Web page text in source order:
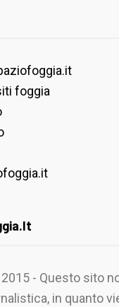
foggia
- Questo sito
in quanto